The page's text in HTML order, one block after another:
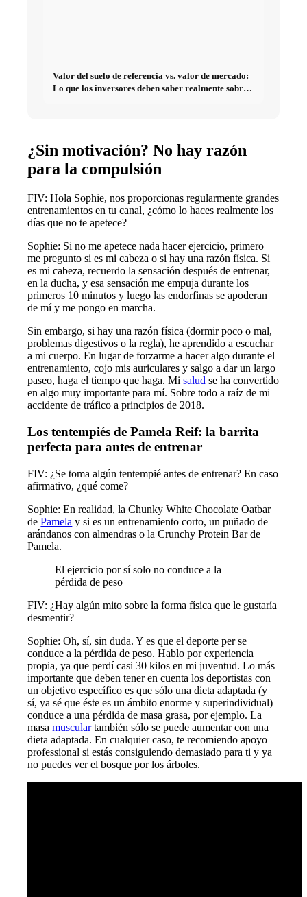
Valor del suelo de referencia vs. valor de mercado:
Lo que los inversores deben saber realmente sobre
¿Sin motivación? No hay razón
para la compulsión
FIV: Hola Sophie, nos proporcionas regularmente grandes
entrenamientos en tu canal, ¿cómo lo haces realmente los
días que no te apetece?
Sophie: Si no me apetece nada hacer ejercicio, primero
me pregunto si es mi cabeza o si hay una razón física. Si
es mi cabeza, recuerdo la sensación después de entrenar,
en la ducha, y esa sensación me empuja durante los
primeros 10 minutos y luego las endorfinas se apoderan
de mí y me pongo en marcha.
Sin embargo, si hay una razón física (dormir poco o mal,
problemas digestivos o la regla), he aprendido a escuchar
a mi cuerpo. En lugar de forzarme a hacer algo durante el
entrenamiento, cojo mis auriculares y salgo a dar un largo
paseo, haga el tiempo que haga. Misalud se ha convertido
en algo muy importante para mí. Sobre todo a raíz de mi
accidente de tráfico a principios de 2018.
Los tentempiés de Pamela Reif: la barrita
perfecta para antes de entrenar
FIV: ¿Se toma algún tentempié antes de entrenar? En caso
afirmativo, ¿qué come?
Sophie: En realidad, la Chunky White Chocolate Oatbar
dePamela y si es un entrenamiento corto, un puñado de
arándanos con almendras o la Crunchy Protein Bar de
Pamela.
El ejercicio por sí solo no conduce a la
pérdida de peso
FIV: ¿Hay algún mito sobre la forma física que le gustaría
desmentir?
Sophie: Oh, sí, sin duda. Y es que el deporte per se
conduce a la pérdida de peso. Hablo por experiencia
propia, ya que perdí casi 30 kilos en mi juventud. Lo más
importante que deben tener en cuenta los deportistas con
un objetivo específico es que sólo una dieta adaptada (y
sí, ya sé que éste es un ámbito enorme y superindividual)
conduce a una pérdida de masa grasa, por ejemplo. La
masamusculartambién sólo se puede aumentar con una
dieta adaptada. En cualquier caso, te recomiendo apoyo
professional si estás consiguiendo demasiado para ti y ya
no puedes ver el bosque por los árboles.